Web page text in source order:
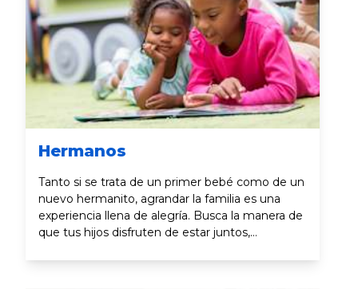
Hermanos
Tanto si se trata de un primer bebé como de un
nuevo hermanito, agrandar la familia es una
experiencia llena de alegría. Busca la manera de
que tus hijos disfruten de estar juntos,